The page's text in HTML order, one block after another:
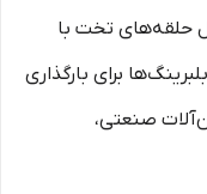
حلقه‌های تخت با
برای بارگذاری
صنعتی،